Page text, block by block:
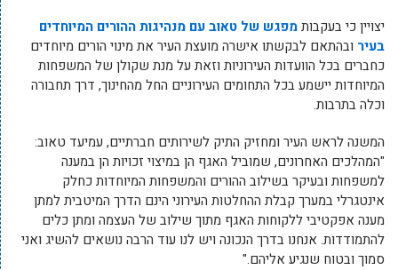
יצויין כי בעקבותמפגש של טאוב עם מנהיגות ההורים המיוחדים
בעיר ובהתאם לבקשתו אישרה מועצת העיר את מינוי הורים מיוחדים
כחברים בכל הוועדות העירוניות וזאת על מנת שקולן של המשפחות
המיוחדות יישמע בכל התחומים העירוניים החל מהחינוך, דרך תחבורה
וכלה בתרבות.
המשנה לראש העיר ומחזיק התיק לשירותים חברתיים, עמיעד טאוב:
"המהלכים האחרונים, שמוביל האגף הן במיצוי זכויות הן במענה
למשפחות ובעיקר בשילוב ההורים והמשפחות המיוחדות כחלק
אינטגרלי במערך קבלת ההחלטות העירוני הינם הדרך המיטבית למתן
מענה אפקטיבי ללקוחות האגף מתוך שילוב של העצמה ומתן כלים
להתמודדות. אנחנו בדרך הנכונה ויש לנו עוד הרבה נושאים להשיג ואני
סמוך ובטוח שנגיע אליהם."